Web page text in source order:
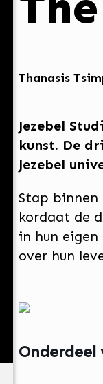
Thanasis
Jezebel
kunst. De
Jezebel
Stap
kordaat de
in hun
over hun
Onderdeel